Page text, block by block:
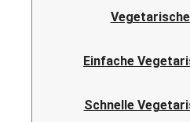
Einfache
Schnelle